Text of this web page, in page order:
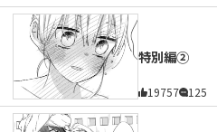
特別編②
19757 125